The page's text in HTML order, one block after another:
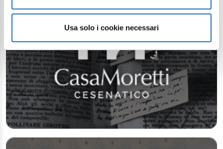
Usa solo i cookie necessari